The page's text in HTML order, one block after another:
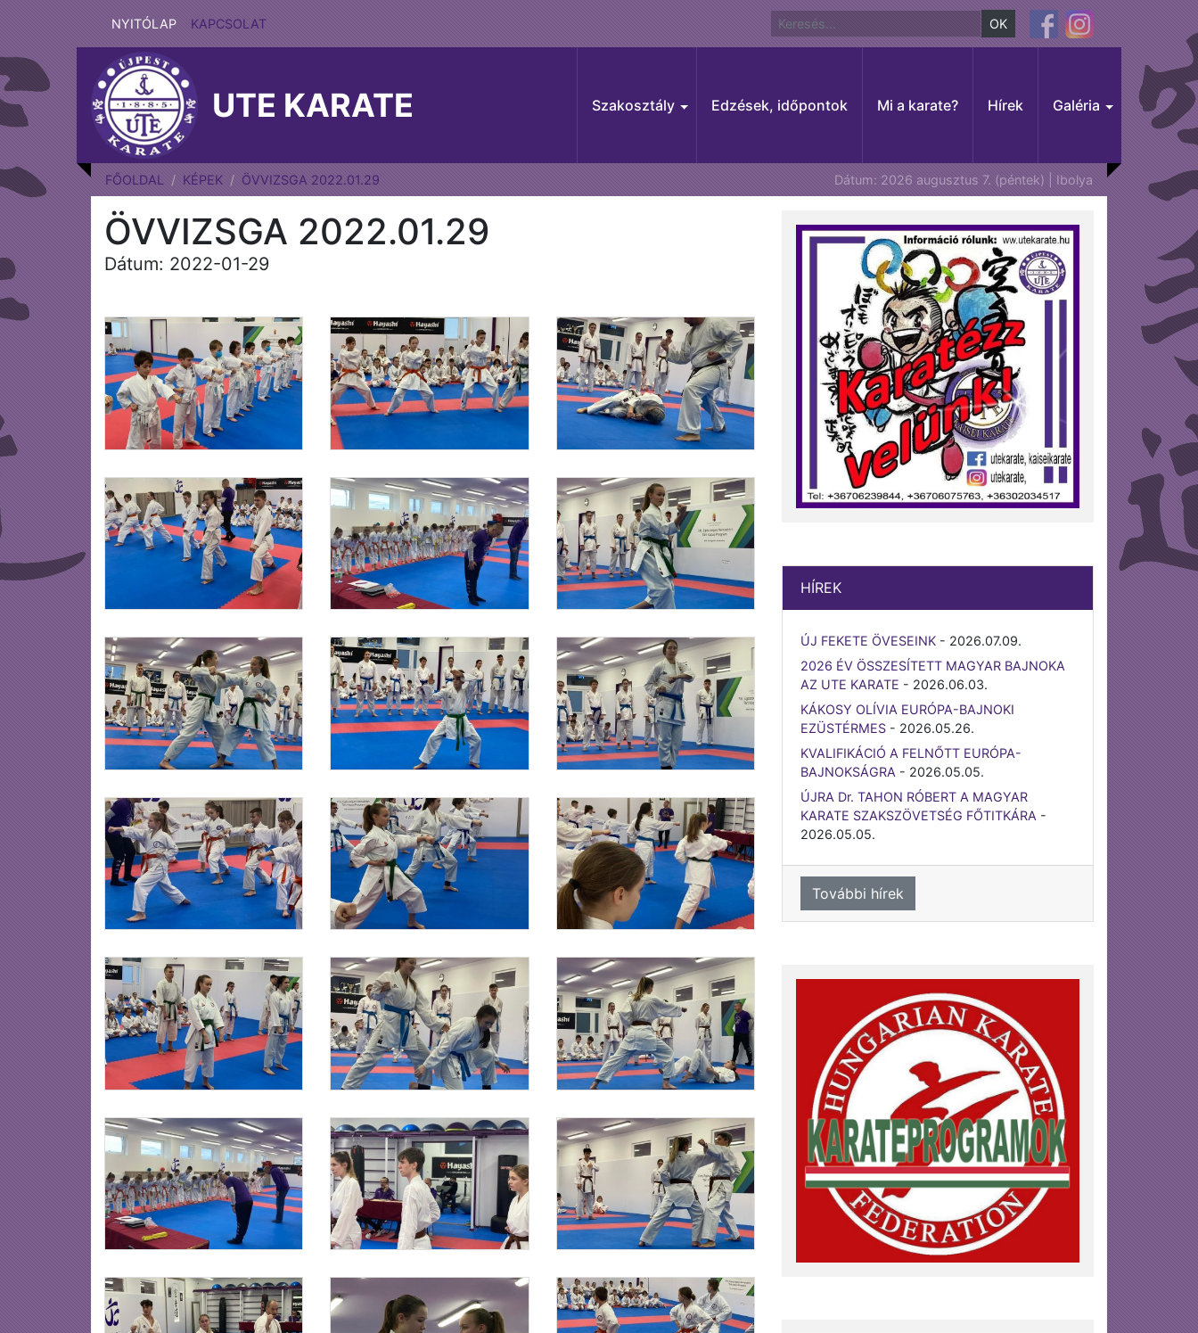
NYITÓLAP KAPCSOLAT OK
UTE KARATE Szakosztály Edzések, időpontok Mi a karate? Hírek Galéria
FŐOLDAL KÉPEK ÖVVIZSGA 2022.01.29 Dátum: 2026 augusztus 7. (péntek) | Ibolya
ÖVVIZSGA 2022.01.29
Dátum: 2022-01-29
HÍREK
ÚJ FEKETE ÖVESEINK - 2026.07.09.
2026 ÉV ÖSSZESÍTETT MAGYAR BAJNOKA
AZ UTE KARATE - 2026.06.03.
KÁKOSY OLÍVIA EURÓPA-BAJNOKI
EZÜSTÉRMES - 2026.05.26.
KVALIFIKÁCIÓ A FELNŐTT EURÓPA-
BAJNOKSÁGRA - 2026.05.05.
ÚJRA Dr. TAHON RÓBERT A MAGYAR
KARATE SZAKSZÖVETSÉG FŐTITKÁRA -
2026.05.05.
További hírek